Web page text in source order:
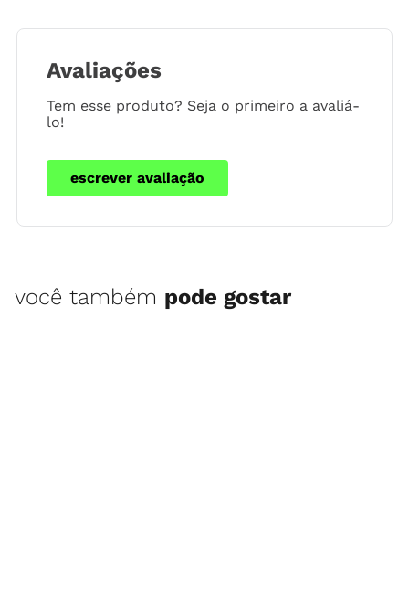
Avaliações
Tem esse produto? Seja o primeiro a avaliá-
lo!
escrever avaliação
você também pode gostar